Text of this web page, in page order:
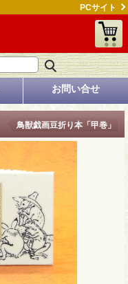
PCサイト
お問い合せ
鳥獣戯画豆折り本「甲巻」